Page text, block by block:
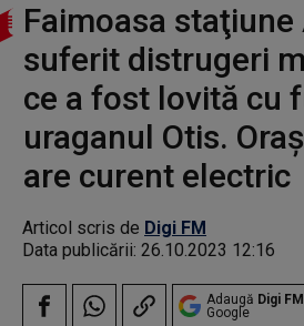
Faimoasa
suferit distrugeri
ce a fost lovită cu
uraganul Otis.
are curent electric
Articol scris de Digi FM
Data publicării: 26.10.2023 12:16
Adaugă Digi FM
Google